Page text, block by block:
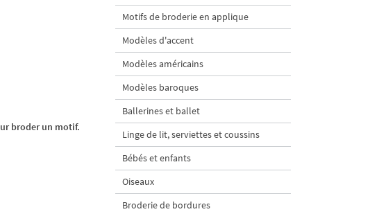
broder un motif.
Motifs de broderie en applique
Modèles d'accent
Modèles américains
Modèles baroques
Ballerines et ballet
Linge de lit, serviettes et coussins
Bébés et enfants
Oiseaux
Broderie de bordures